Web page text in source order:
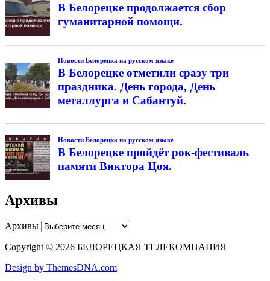
В Белорецке продолжается сбор
гуманитарной помощи.
Новости Белорецка на русском языке
В Белорецке отметили сразу три
праздника. День города, День
металлурга и Сабантуй.
Новости Белорецка на русском языке
В Белорецке пройдёт рок-фестиваль
памяти Виктора Цоя.
Архивы
Архивы
Copyright © 2026 БЕЛОРЕЦКАЯ ТЕЛЕКОМПАНИЯ
Design by ThemesDNA.com